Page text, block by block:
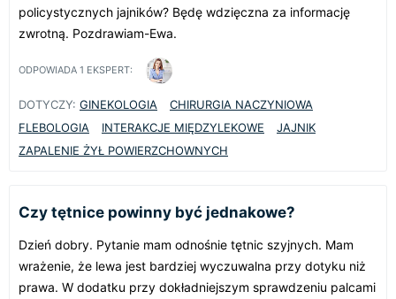
policystycznych jajników? Będę wdzięczna za informację
zwrotną. Pozdrawiam-Ewa.
ODPOWIADA 1 EKSPERT:
DOTYCZY: GINEKOLOGIA
CHIRURGIA NACZYNIOWA
FLEBOLOGIA
INTERAKCJE MIĘDZYLEKOWE
JAJNIK
ZAPALENIE ŻYŁ POWIERZCHOWNYCH
Czy tętnice powinny być jednakowe?
Dzień dobry. Pytanie mam odnośnie tętnic szyjnych. Mam
wrażenie, że lewa jest bardziej wyczuwalna przy dotyku niż
prawa. W dodatku przy dokładniejszym sprawdzeniu palcami